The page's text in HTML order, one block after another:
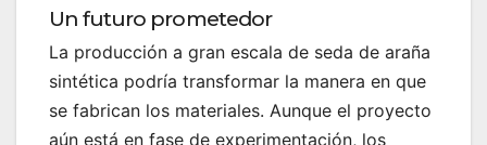
Un futuro prometedor
La producción a gran escala de seda de araña
sintética podría transformar la manera en que
se fabrican los materiales. Aunque el proyecto
aún está en fase de experimentación, los